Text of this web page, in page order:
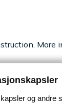
og andre
More